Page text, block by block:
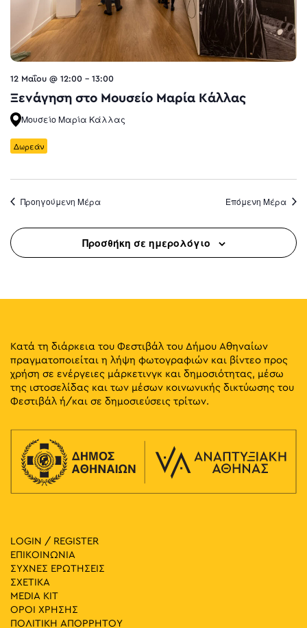
12 Μαΐου @ 12:00 - 13:00
Ξενάγηση στο Μουσείο Μαρία Κάλλας
Μουσείο Μαρία Κάλλας
Δωρεάν
Προηγούμενη Μέρα Επόμενη Μέρα
Προσθήκη σε ημερολόγιο
Κατά τη διάρκεια του Φεστιβάλ του Δήμου Αθηναίων
πραγματοποιείται η λήψη φωτογραφιών και βίντεο προς
χρήση σε ενέργειες μάρκετινγκ και δημοσιότητας, μέσω
της ιστοσελίδας και των μέσων κοινωνικής δικτύωσης του
Φεστιβάλ ή/και σε δημοσιεύσεις τρίτων.
LOGIN / REGISTER
ΕΠΙΚΟΙΝΩΝΙΑ
ΣΥΧΝΕΣ ΕΡΩΤΗΣΕΙΣ
ΣΧΕΤΙΚΑ
MEDIA ΚIT
ΟΡΟΙ ΧΡΗΣΗΣ
ΠΟΛΙΤΙΚΗ ΑΠΟΡΡΗΤΟΥ